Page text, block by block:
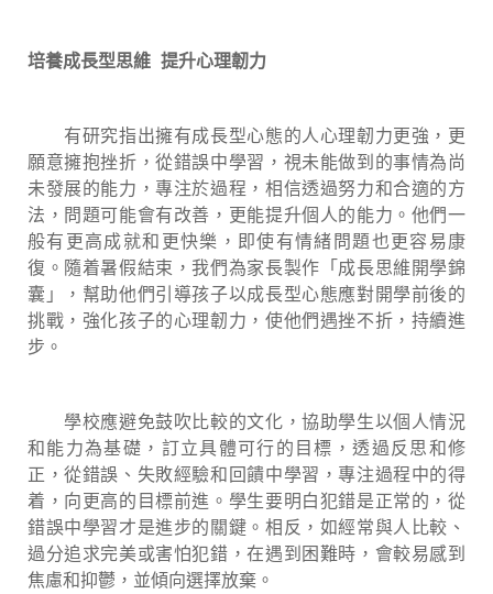
培養成長型思維 提升心理韌力
有研究指出擁有成長型心態的人心理韌力更強，更
願意擁抱挫折，從錯誤中學習，視未能做到的事情為尚
未發展的能力，專注於過程，相信透過努力和合適的方
法，問題可能會有改善，更能提升個人的能力。他們一
般有更高成就和更快樂，即使有情緒問題也更容易康
復。隨着暑假結束，我們為家長製作「成長思維開學錦
囊」，幫助他們引導孩子以成長型心態應對開學前後的
挑戰，強化孩子的心理韌力，使他們遇挫不折，持續進
步。
學校應避免鼓吹比較的文化，協助學生以個人情況
和能力為基礎，訂立具體可行的目標，透過反思和修
正，從錯誤、失敗經驗和回饋中學習，專注過程中的得
着，向更高的目標前進。學生要明白犯錯是正常的，從
錯誤中學習才是進步的關鍵。相反，如經常與人比較、
過分追求完美或害怕犯錯，在遇到困難時，會較易感到
焦慮和抑鬱，並傾向選擇放棄。